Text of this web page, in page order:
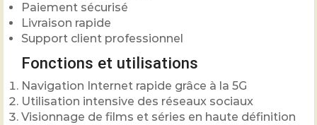
Paiement sécurisé
Livraison rapide
Support client professionnel
Fonctions et utilisations
Navigation Internet rapide grâce à la 5G
Utilisation intensive des réseaux sociaux
Visionnage de films et séries en haute définition